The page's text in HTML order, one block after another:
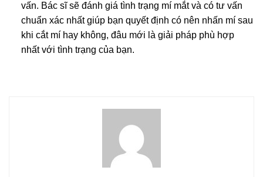
vấn. Bác sĩ sẽ đánh giá tình trạng mí mắt và có tư vấn
chuẩn xác nhất giúp bạn quyết định có nên nhấn mí sau
khi cắt mí hay không, đâu mới là giải pháp phù hợp
nhất với tình trạng của bạn.